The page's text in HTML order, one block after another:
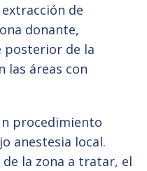
de
donante,
posterior de la
las áreas con
procedimiento
anestesia local.
la zona a tratar, el